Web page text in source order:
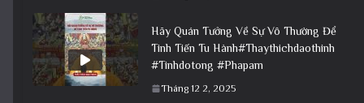
Hãy Quán Tưởng Về Sự Vô Thường Để
Tinh Tiến Tu Hành#Thaythichdaothinh
#Tinhdotong #Phapam
Tháng 12 2, 2025